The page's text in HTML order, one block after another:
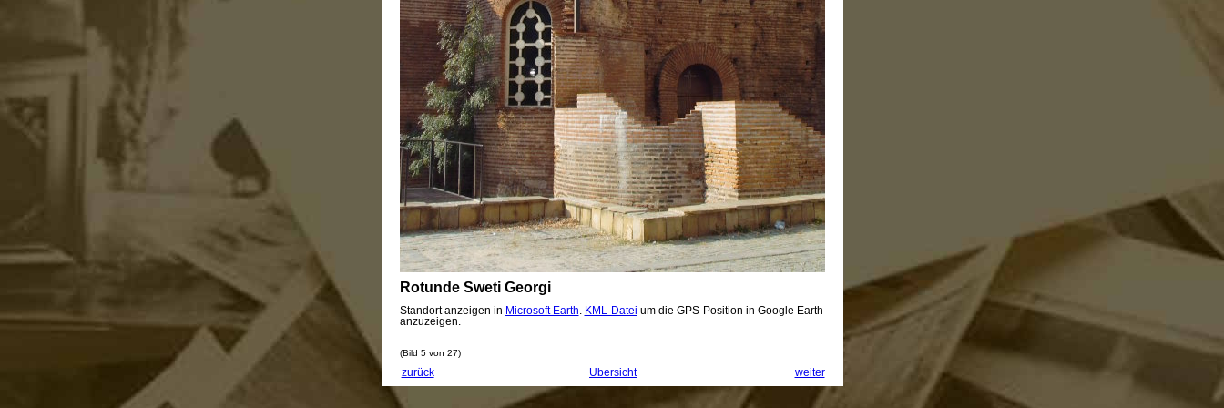
Rotunde Sweti Georgi
Standort anzeigen in Microsoft Earth KML-Datei um die GPS-Position in Google Earth
anzuzeigen.
(Bild 5 von 27)
weiter
Übersicht
zurück